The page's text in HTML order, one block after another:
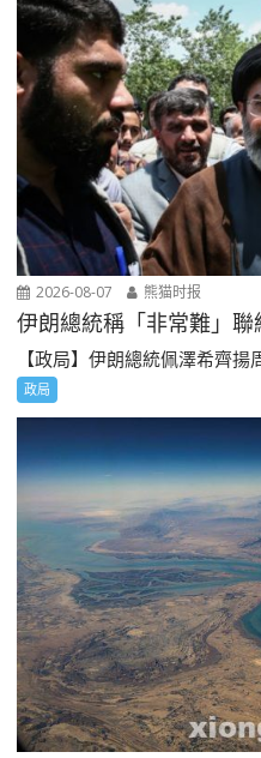
2026-08-07 熊猫时报
伊朗總統稱「非常難」聯
【政局】伊朗總統佩澤希齊揚
政局